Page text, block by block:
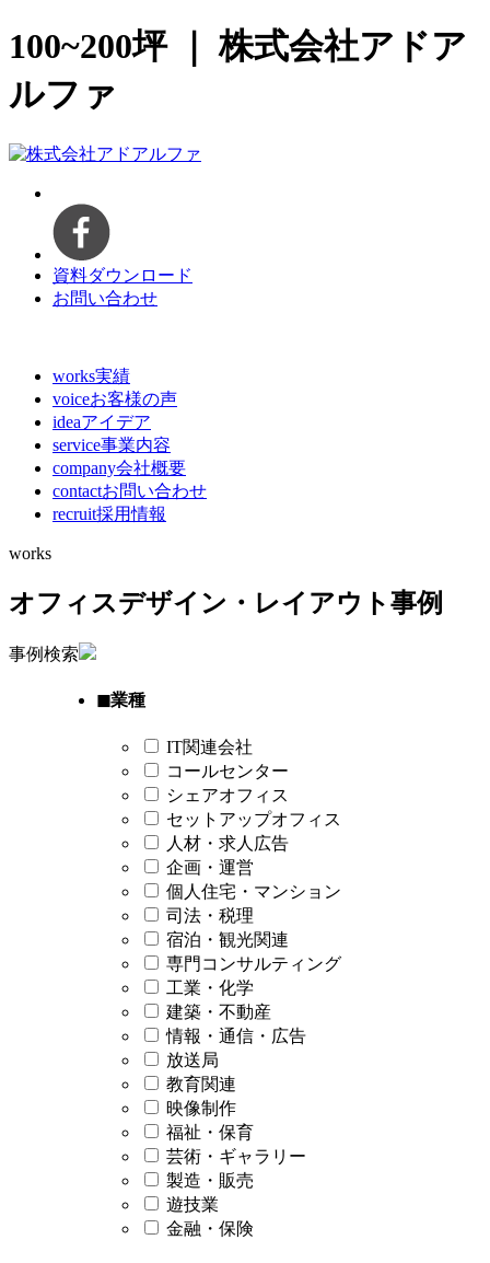
100~200坪 ｜ 株式会社アドア
ルファ
資料ダウンロード
お問い合わせ
works実績
voiceお客様の声
ideaアイデア
service事業内容
company会社概要
contactお問い合わせ
recruit採用情報
works
オフィスデザイン・レイアウト事例
事例検索
◼︎業種
IT関連会社
コールセンター
シェアオフィス
セットアップオフィス
人材・求人広告
企画・運営
個人住宅・マンション
司法・税理
宿泊・観光関連
専門コンサルティング
工業・化学
建築・不動産
情報・通信・広告
放送局
教育関連
映像制作
福祉・保育
芸術・ギャラリー
製造・販売
遊技業
金融・保険